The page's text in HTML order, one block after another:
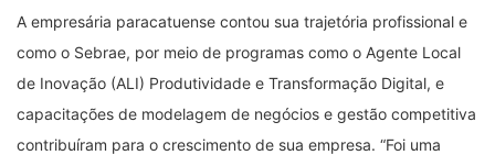
A empresária paracatuense contou sua trajetória profissional e
como o Sebrae, por meio de programas como o Agente Local
de Inovação (ALI) Produtividade e Transformação Digital, e
capacitações de modelagem de negócios e gestão competitiva
contribuíram para o crescimento de sua empresa. “Foi uma